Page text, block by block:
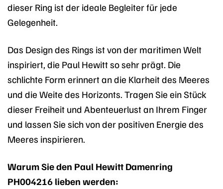
dieser Ring ist der ideale Begleiter für jede
Gelegenheit.
Das Design des Rings ist von der maritimen Welt
inspiriert, die Paul Hewitt so sehr prägt. Die
schlichte Form erinnert an die Klarheit des Meeres
und die Weite des Horizonts. Tragen Sie ein Stück
dieser Freiheit und Abenteuerlust an Ihrem Finger
und lassen Sie sich von der positiven Energie des
Meeres inspirieren.
Warum Sie den Paul Hewitt Damenring
PH004216 lieben werden: